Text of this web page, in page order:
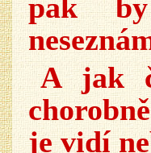
pak
A jak
je vidí